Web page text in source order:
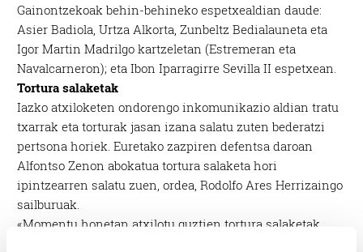
Gainontzekoak behin-behineko espetxealdian daude:
Asier Badiola, Urtza Alkorta, Zunbeltz Bedialauneta eta
Igor Martin Madrilgo kartzeletan (Estremeran eta
Navalcarneron); eta Ibon Iparragirre Sevilla II espetxean.
Tortura salaketak
Iazko atxiloketen ondorengo inkomunikazio aldian tratu
txarrak eta torturak jasan izana salatu zuten bederatzi
pertsona horiek. Euretako zazpiren defentsa daroan
Alfontso Zenon abokatua tortura salaketa hori
ipintzearren salatu zuen, ordea, Rodolfo Ares Herrizaingo
sailburuak.
«Momentu honetan atxilotu guztien tortura salaketak